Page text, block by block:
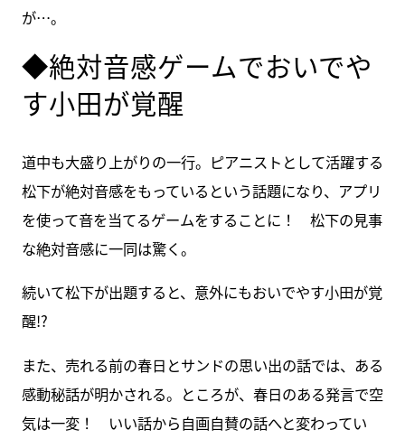
が…。
◆絶対音感ゲームでおいでや
す小田が覚醒
道中も大盛り上がりの一行。ピアニストとして活躍する
松下が絶対音感をもっているという話題になり、アプリ
を使って音を当てるゲームをすることに！ 松下の見事
な絶対音感に一同は驚く。
続いて松下が出題すると、意外にもおいでやす小田が覚
醒!?
また、売れる前の春日とサンドの思い出の話では、ある
感動秘話が明かされる。ところが、春日のある発言で空
気は一変！ いい話から自画自賛の話へと変わってい